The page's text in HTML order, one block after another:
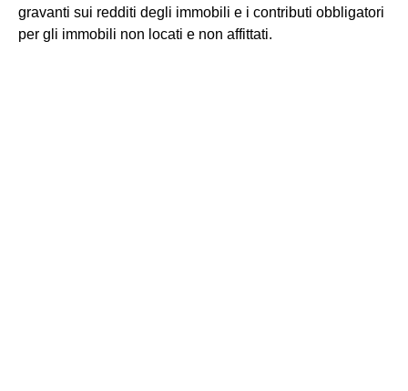
gravanti sui redditi degli immobili e i contributi obbligatori
per gli immobili non locati e non affittati.